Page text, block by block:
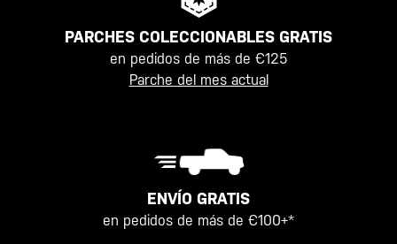
PARCHES COLECCIONABLES GRATIS
en pedidos de más de €125
Parche del mes actual
ENVÍO GRATIS
en pedidos de más de €100+*